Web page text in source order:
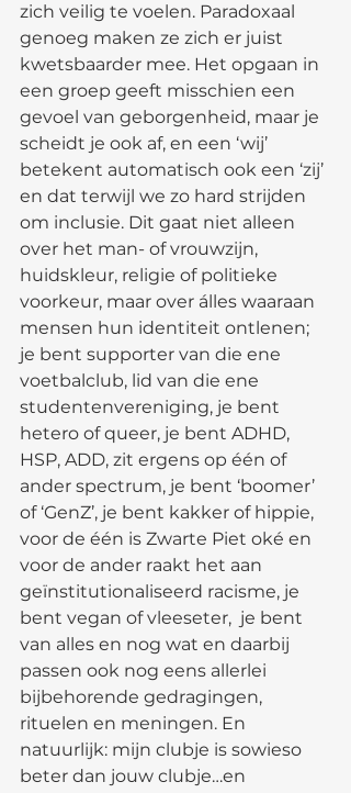
zich veilig te voelen. Paradoxaal
genoeg maken ze zich er juist
kwetsbaarder mee. Het opgaan in
een groep geeft misschien een
gevoel van geborgenheid, maar je
scheidt je ook af, en een ‘wij’
betekent automatisch ook een ‘zij’
en dat terwijl we zo hard strijden
om inclusie. Dit gaat niet alleen
over het man- of vrouwzijn,
huidskleur, religie of politieke
voorkeur, maar over álles waaraan
mensen hun identiteit ontlenen;
je bent supporter van die ene
voetbalclub, lid van die ene
studentenvereniging, je bent
hetero of queer, je bent ADHD,
HSP, ADD, zit ergens op één of
ander spectrum, je bent ‘boomer’
of ‘GenZ’, je bent kakker of hippie,
voor de één is Zwarte Piet oké en
voor de ander raakt het aan
geïnstitutionaliseerd racisme, je
bent vegan of vleeseter,  je bent
van alles en nog wat en daarbij
passen ook nog eens allerlei
bijbehorende gedragingen,
rituelen en meningen. En
natuurlijk: mijn clubje is sowieso
beter dan jouw clubje…en